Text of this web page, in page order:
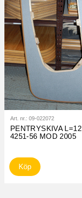
Art. nr.: 09-022072
PENTRYSKIVA L=12
4251-56 MOD 2005
Köp